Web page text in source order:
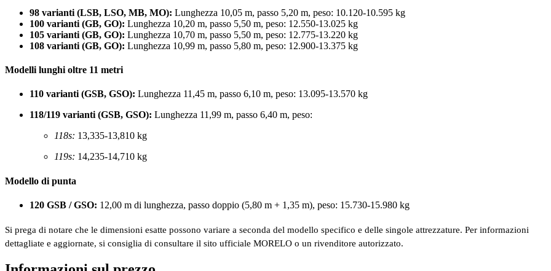
98 varianti (LSB, LSO, MB, MO): Lunghezza 10,05 m, passo 5,20 m, peso: 10.120-10.595 kg
100 varianti (GB, GO): Lunghezza 10,20 m, passo 5,50 m, peso: 12.550-13.025 kg
105 varianti (GB, GO): Lunghezza 10,70 m, passo 5,50 m, peso: 12.775-13.220 kg
108 varianti (GB, GO): Lunghezza 10,99 m, passo 5,80 m, peso: 12.900-13.375 kg
Modelli lunghi oltre 11 metri
110 varianti (GSB, GSO): Lunghezza 11,45 m, passo 6,10 m, peso: 13.095-13.570 kg
118/119 varianti (GSB, GSO): Lunghezza 11,99 m, passo 6,40 m, peso:
118s: 13,335-13,810 kg
119s: 14,235-14,710 kg
Modello di punta
120 GSB / GSO: 12,00 m di lunghezza, passo doppio (5,80 m + 1,35 m), peso: 15.730-15.980 kg
Si prega di notare che le dimensioni esatte possono variare a seconda del modello specifico e delle singole attrezzature. Per informazioni
dettagliate e aggiornate, si consiglia di consultare il sito ufficiale MORELO o un rivenditore autorizzato.